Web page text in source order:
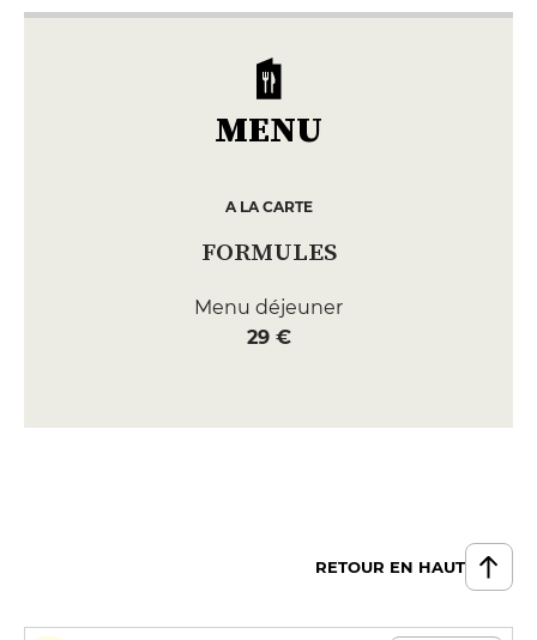
MENU
A LA CARTE
FORMULES
Menu déjeuner
29 €
RETOUR EN HAUT